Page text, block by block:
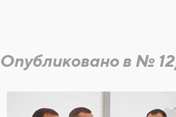
Опубликовано в №